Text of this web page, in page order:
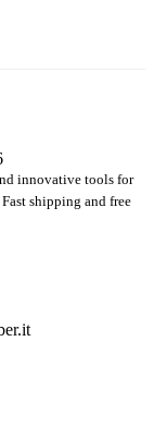
innovative tools for
shipping and free